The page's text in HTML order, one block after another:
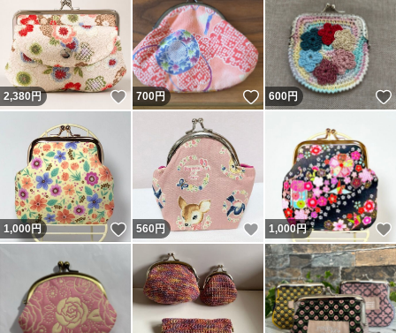
2,380円 いいね！
700円 いいね！
600円
1,000円 いいね！
560 円 いいね！
1,000円